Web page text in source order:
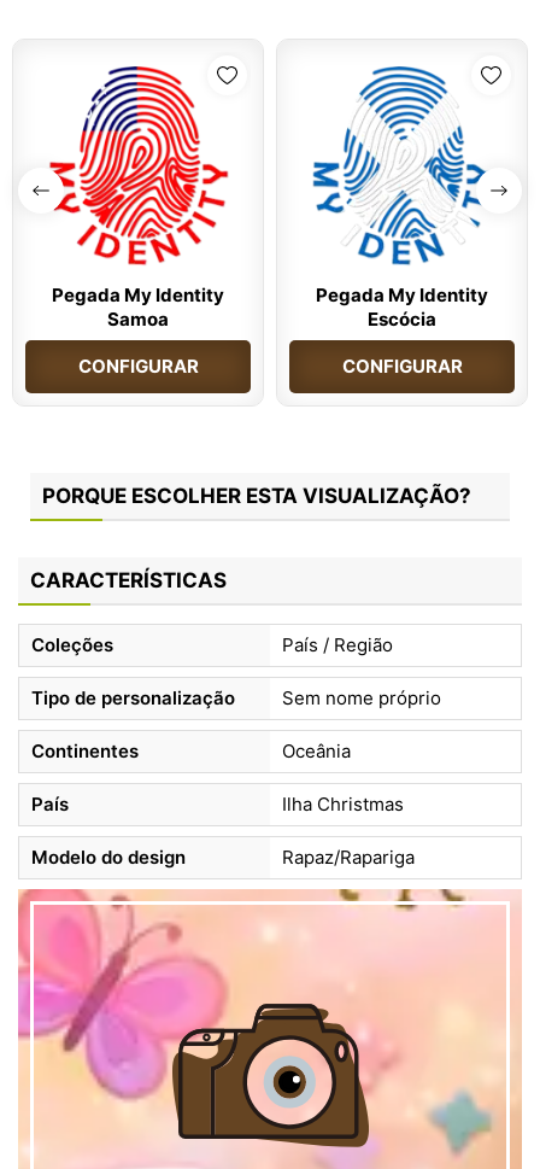
Pegada My Identity
Samoa
CONFIGURAR
Pegada My Identity
Escócia
CONFIGURAR
PORQUE ESCOLHER ESTA VISUALIZAÇÃO?
CARACTERÍSTICAS
Coleções País / Região
Tipo de personalização Sem nome próprio
Continentes Oceânia
País Ilha Christmas
Modelo do design Rapaz/Rapariga